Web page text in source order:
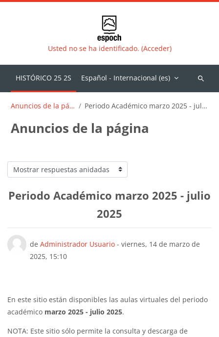
Usted no se ha identificado. (Acceder)
Español - Internacional ‎(es)‎
Buscar
Anuncios de la página Periodo Académico marzo 2025 - julio 2025
Anuncios de la página
Mostrar modo
Periodo Académico marzo 2025 - julio
2025
En este sitio están disponibles las aulas virtuales del periodo
académico marzo 2025 - julio 2025.
NOTA: Este sitio sólo permite la consulta y descarga de
deAdministrador Usuario -viernes, 14 de marzo de
2025, 15:10
Número de respuestas: 0